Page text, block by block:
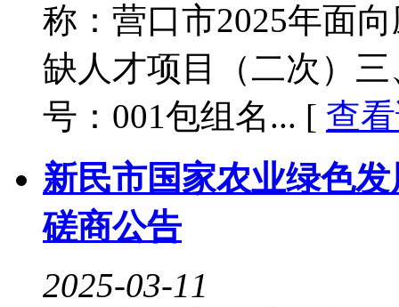
称：营口市2025年面
缺人才项目（二次）
号：001包组名... [ 查
新民市国家农业绿色
磋商公告
2025-03-11